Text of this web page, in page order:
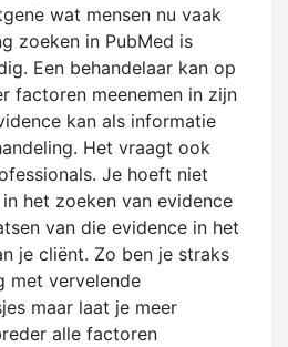
wat mensen nu vaak
zoeken in PubMed is
Een behandelaar kan op
factoren meenemen in zijn
kan als informatie
Het vraagt ook
Je hoeft niet
het zoeken van evidence
van die evidence in het
je cliënt. Zo ben je straks
met vervelende
maar laat je meer
alle factoren